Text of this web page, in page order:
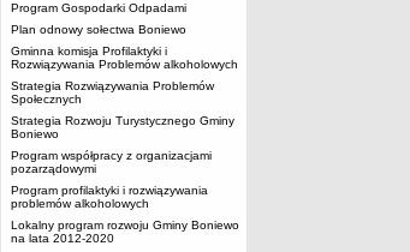
Program Gospodarki Odpadami
Plan odnowy sołectwa Boniewo
Gminna komisja Profilaktyki i
Rozwiązywania Problemów alkoholowych
Strategia Rozwiązywania Problemów
Społecznych
Strategia Rozwoju Turystycznego Gminy
Boniewo
Program współpracy z organizacjami
pozarządowymi
Program profilaktyki i rozwiązywania
problemów alkoholowych
Lokalny program rozwoju Gminy Boniewo
na lata 2012-2020